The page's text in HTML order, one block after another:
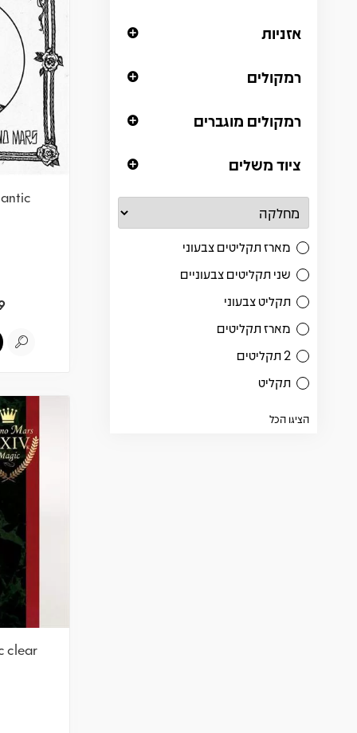
אזניות
רמקולים
רמקולים מוגברים
ציוד משלים
מארז תקליטים צבעוני
שני תקליטים צבעוניים
תקליט צבעוני
מארז תקליטים
2 תקליטים
תקליט
הציגו הכל
clear